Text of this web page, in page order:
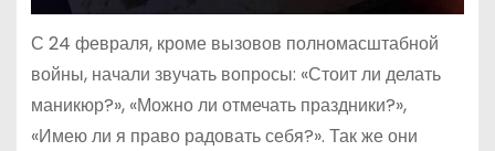
С 24 февраля, кроме вызовов полномасштабной
войны, начали звучать вопросы: «Стоит ли делать
маникюр?», «Можно ли отмечать праздники?»,
«Имею ли я право радовать себя?». Так же они